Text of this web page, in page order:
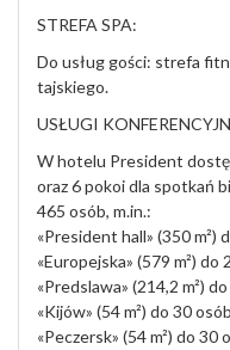
STREFA SPA:
Do usług gości: strefa
tajskiego.
USŁUGI
W hotelu President
oraz 6 pokoi dla spotkań
465 osób, m.in.:
«President hall» (350 m²)
«Europejska» (579 m²) do
«Predslawa» (214,2 m²)
«Kijów» (54 m²) do 30
«Peczersk» (54 m²) do 30